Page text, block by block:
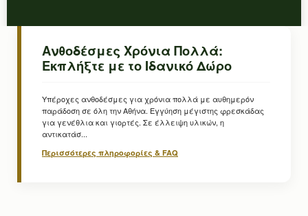
Ανθοδέσμες Χρόνια Πολλά:
Εκπλήξτε με το Ιδανικό Δώρο
Υπέροχες ανθοδέσμες για χρόνια πολλά με αυθημερόν
παράδοση σε όλη την Αθήνα. Εγγύηση μέγιστης φρεσκάδας
για γενέθλια και γιορτές. Σε έλλειψη υλικών, η
αντικατάσ...
Περισσότερες πληροφορίες & FAQ